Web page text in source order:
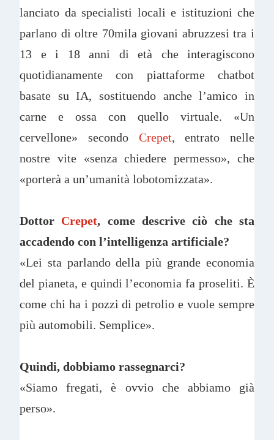
lanciato da specialisti locali e istituzioni che
parlano di oltre 70mila giovani abruzzesi tra i
13 e i 18 anni di età che interagiscono
quotidianamente con piattaforme chatbot
basate su IA, sostituendo anche l’amico in
carne e ossa con quello virtuale. «Un
cervellone» secondo Crepet, entrato nelle
nostre vite «senza chiedere permesso», che
«porterà a un’umanità lobotomizzata».
Dottor Crepet, come descrive ciò che sta
accadendo con l’intelligenza artificiale?
«Lei sta parlando della più grande economia
del pianeta, e quindi l’economia fa proseliti. È
come chi ha i pozzi di petrolio e vuole sempre
più automobili. Semplice».
Quindi, dobbiamo rassegnarci?
«Siamo fregati, è ovvio che abbiamo già
perso».